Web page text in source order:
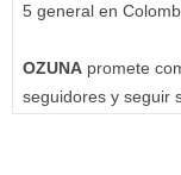
5 general en
OZUNA promete
seguidores y seguir